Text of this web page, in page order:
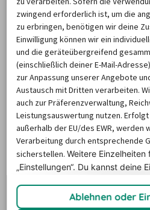
Zahlreiche
Deutschland
Während sich das weltweite
Niederlassungen
Deutschland mit einer
rund 520 Stationen punkten.
nahezu jeder größeren Stadt
zur Verfügung steht. Diese
zentraler und
beispielsweise an Bahnhöfen
Standorte in Deutschland sind
zwingend erforderlich ist, um die
zu erbringen, benötigen wir deine
Einwilligung können wir ein
und die geräteübergreifend
(einschließlich deiner E-Mail-
zur Anpassung unserer Angebote
Austausch mit Dritten verarbeiten.
auch zur Präferenzverwaltung,
Leistungsauswertung nutzen.
außerhalb der EU/des EWR, werden
Verarbeitung durch entsprechende
sicherstellen.Weitere
„Einstellungen“. Du kannst deine
Ablehnen oder